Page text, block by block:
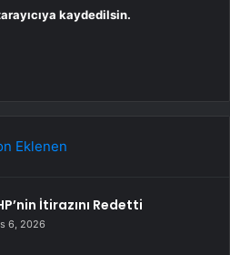
kaydedilsin.
Eklenen
İtirazını Redetti
6, 2026